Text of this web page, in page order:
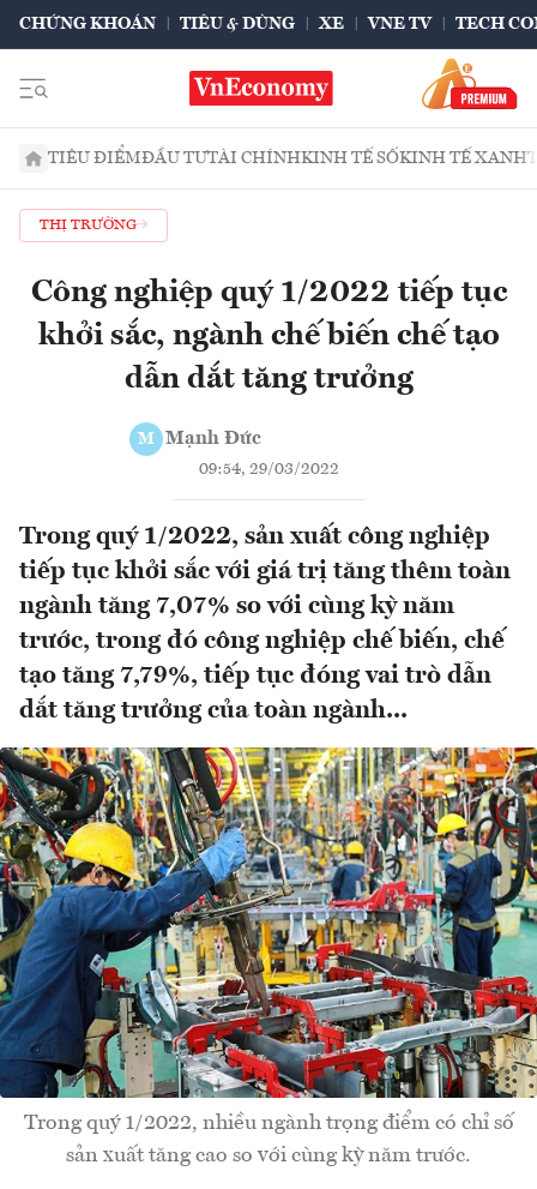
CHỨNG KHOÁN TIÊU & DÙNG XE VNE TV TECH
TIÊU ĐIỂMĐẦU TƯTÀI CHÍNHKINH TẾ SỐKINH TẾ XANH
THỊ TRƯỜNG
Công nghiệp quý 1/2022 tiếp tục
khởi sắc, ngành chế biến chế tạo
dẫn dắt tăng trưởng
M Mạnh Đức
09:54, 29/03/2022
Trong quý 1/2022, sản xuất công nghiệp
tiếp tục khởi sắc với giá trị tăng thêm toàn
ngành tăng 7,07% so với cùng kỳ năm
trước, trong đó công nghiệp chế biến, chế
tạo tăng 7,79%, tiếp tục đóng vai trò dẫn
dắt tăng trưởng của toàn ngành...
Trong quý 1/2022, nhiều ngành trọng điểm có chỉ số
sản xuất tăng cao so với cùng kỳ năm trước.